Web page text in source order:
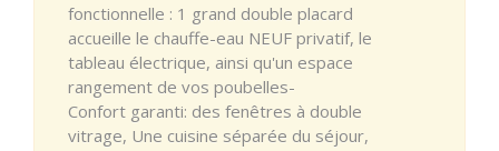
fonctionnelle : 1 grand double placard
accueille le chauffe-eau NEUF privatif, le
tableau électrique, ainsi qu'un espace
rangement de vos poubelles-
Confort garanti: des fenêtres à double
vitrage, Une cuisine séparée du séjour,